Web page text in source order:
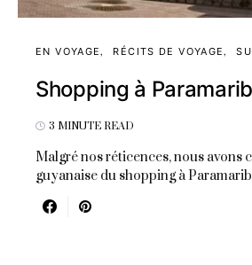
EN VOYAGE RÉCITS DE VOYAGE
Shopping à
3 MINUTE READ
Malgré nos réticences, nous avons
guyanaise du shopping à